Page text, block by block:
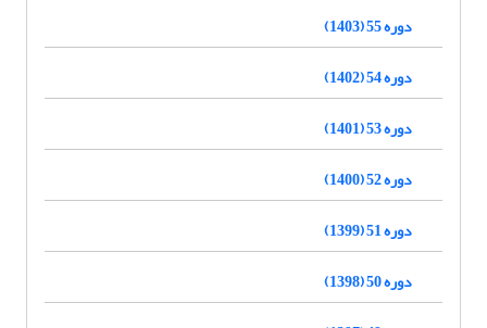
دوره 55 (1403)
دوره 54 (1402)
دوره 53 (1401)
دوره 52 (1400)
دوره 51 (1399)
دوره 50 (1398)